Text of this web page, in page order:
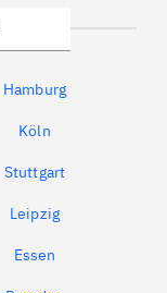
Hamburg
Köln
Stuttgart
Leipzig
Essen